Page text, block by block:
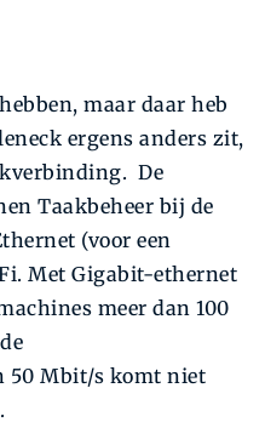
maar daar heb
ergens anders zit,
De
Taakbeheer bij de
(voor een
Met Gigabit-ethernet
meer dan 100
50 Mbit/s komt niet